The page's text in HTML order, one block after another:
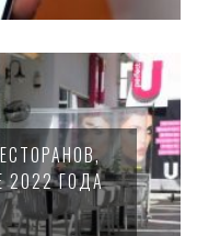
2022 ГОДА